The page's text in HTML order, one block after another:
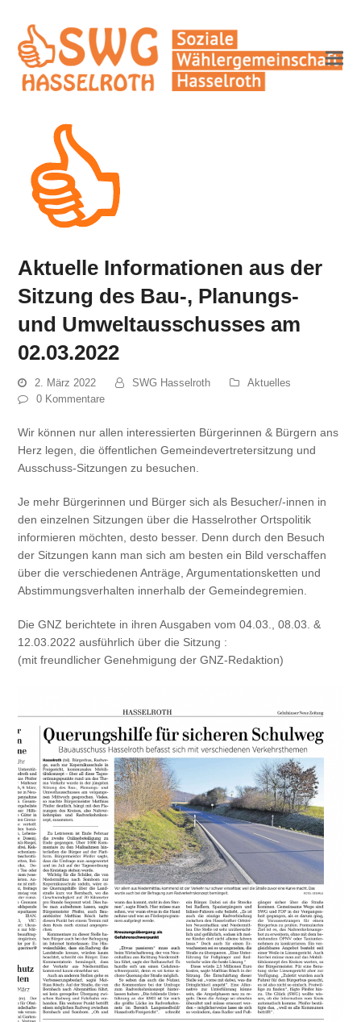
Aktuelle Informationen aus der
Sitzung des Bau-, Planungs-
und Umweltausschusses am
02.03.2022
2. März 2022 SWG Hasselroth
Aktuelles
0 Kommentare
Wir können nur allen interessierten Bürgerinnen & Bürgern ans
Herz legen, die öffentlichen Gemeindevertretersitzung und
Ausschuss-Sitzungen zu besuchen.
Je mehr Bürgerinnen und Bürger sich als Besucher/-innen in
den einzelnen Sitzungen über die Hasselrother Ortspolitik
informieren möchten, desto besser. Denn durch den Besuch
der Sitzungen kann man sich am besten ein Bild verschaffen
über die verschiedenen Anträge, Argumentationsketten und
Abstimmungsverhalten innerhalb der Gemeindegremien.
Die GNZ berichtete in ihren Ausgaben vom 04.03., 08.03. &
12.03.2022 ausführlich über die Sitzung :
(mit freundlicher Genehmigung der GNZ-Redaktion)